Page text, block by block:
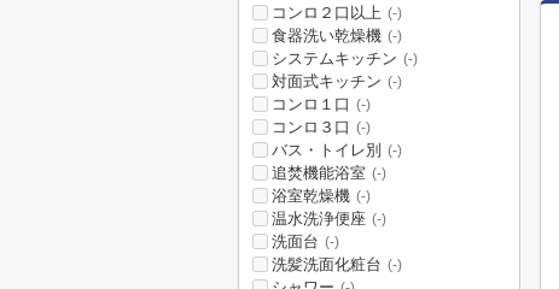
コンロ２口以上 (-)
食器洗い乾燥機 (-)
システムキッチン (-)
対面式キッチン (-)
コンロ１口 (-)
コンロ３口 (-)
バス・トイレ別 (-)
追焚機能浴室 (-)
浴室乾燥機 (-)
温水洗浄便座 (-)
洗面台 (-)
洗髪洗面化粧台 (-)